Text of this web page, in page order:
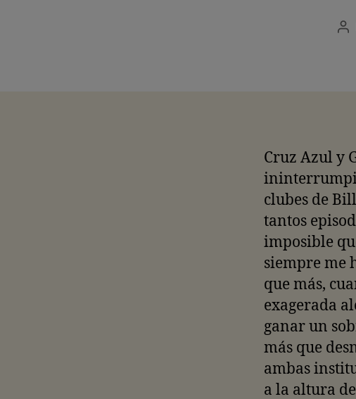
Cruz Azul y
clubes de
tantos
imposible
siempre me
que más,
exagerada
ganar un
más que
ambas
a la altura